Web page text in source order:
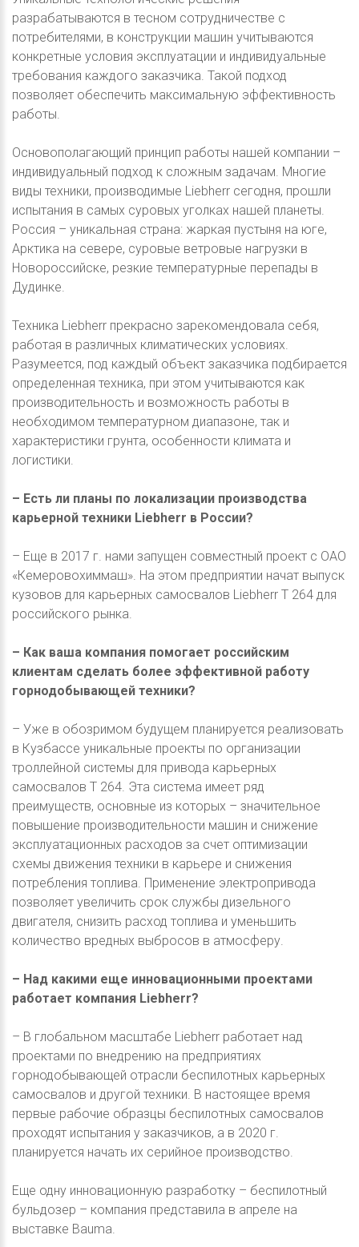
разрабатываются в тесном сотрудничестве с
потребителями, в конструкции машин учитываются
конкретные условия эксплуатации и индивидуальные
требования каждого заказчика. Такой подход
позволяет обеспечить максимальную эффективность
работы.
Основополагающий принцип работы нашей компании –
индивидуальный подход к сложным задачам. Многие
виды техники, производимые Liebherr сегодня, прошли
испытания в самых суровых уголках нашей планеты.
Россия – уникальная страна: жаркая пустыня на юге,
Арктика на севере, суровые ветровые нагрузки в
Новороссийске, резкие температурные перепады в
Дудинке.
Техника Liebherr прекрасно зарекомендовала себя,
работая в различных климатических условиях.
Разумеется, под каждый объект заказчика подбирается
определенная техника, при этом учитываются как
производительность и возможность работы в
необходимом температурном диапазоне, так и
характеристики грунта, особенности климата и
логистики.
– Есть ли планы по локализации производства
карьерной техники Liebherr в России?
– Еще в 2017 г. нами запущен совместный проект с ОАО
«Кемеровохиммаш». На этом предприятии начат выпуск
кузовов для карьерных самосвалов Liebherr T 264 для
российского рынка.
– Как ваша компания помогает российским
клиентам сделать более эффективной работу
горнодобывающей техники?
– Уже в обозримом будущем планируется реализовать
в Кузбассе уникальные проекты по организации
троллейной системы для привода карьерных
самосвалов T 264. Эта система имеет ряд
преимуществ, основные из которых – значительное
повышение производительности машин и снижение
эксплуатационных расходов за счет оптимизации
схемы движения техники в карьере и снижения
потребления топлива. Применение электропривода
позволяет увеличить срок службы дизельного
двигателя, снизить расход топлива и уменьшить
количество вредных выбросов в атмосферу.
– Над какими еще инновационными проектами
работает компания Liebherr?
– В глобальном масштабе Liebherr работает над
проектами по внедрению на предприятиях
горнодобывающей отрасли беспилотных карьерных
самосвалов и другой техники. В настоящее время
первые рабочие образцы беспилотных самосвалов
проходят испытания у заказчиков, а в 2020 г.
планируется начать их серийное производство.
Еще одну инновационную разработку – беспилотный
бульдозер – компания представила в апреле на
выставке Bauma.